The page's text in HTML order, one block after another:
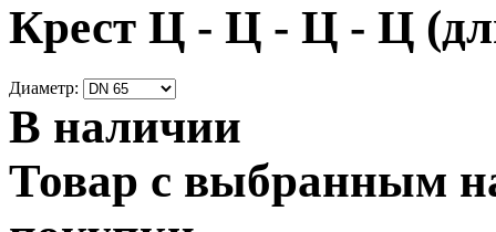
Крест Ц - Ц - Ц - Ц
Диаметр:
В наличии
Товар с выбранным